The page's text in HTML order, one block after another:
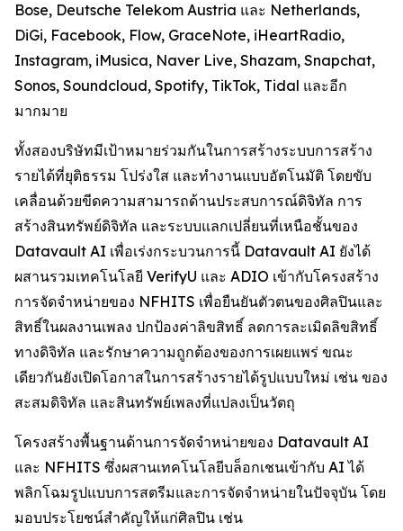
Bose, Deutsche Telekom Austria และ Netherlands,
DiGi, Facebook, Flow, GraceNote, iHeartRadio,
Instagram, iMusica, Naver Live, Shazam, Snapchat,
Sonos, Soundcloud, Spotify, TikTok, Tidal และอีก
มากมาย
ทั้งสองบริษัทมีเป้าหมายร่วมกันในการสร้างระบบการสร้าง
รายได้ที่ยุติธรรม โปร่งใส และทำงานแบบอัตโนมัติ โดยขับ
เคลื่อนด้วยขีดความสามารถด้านประสบการณ์ดิจิทัล การ
สร้างสินทรัพย์ดิจิทัล และระบบแลกเปลี่ยนที่เหนือชั้นของ
Datavault AI เพื่อเร่งกระบวนการนี้ Datavault AI ยังได้
ผสานรวมเทคโนโลยี VerifyU และ ADIO เข้ากับโครงสร้าง
การจัดจำหน่ายของ NFHITS เพื่อยืนยันตัวตนของศิลปินและ
สิทธิ์ในผลงานเพลง ปกป้องค่าลิขสิทธิ์ ลดการละเมิดลิขสิทธิ์
ทางดิจิทัล และรักษาความถูกต้องของการเผยแพร่ ขณะ
เดียวกันยังเปิดโอกาสในการสร้างรายได้รูปแบบใหม่ เช่น ของ
สะสมดิจิทัล และสินทรัพย์เพลงที่แปลงเป็นวัตถุ
โครงสร้างพื้นฐานด้านการจัดจำหน่ายของ Datavault AI
และ NFHITS ซึ่งผสานเทคโนโลยีบล็อกเชนเข้ากับ AI ได้
พลิกโฉมรูปแบบการสตรีมและการจัดจำหน่ายในปัจจุบัน โดย
มอบประโยชน์สำคัญให้แก่ศิลปิน เช่น